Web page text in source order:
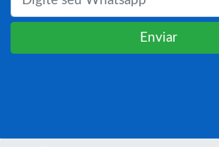
Enviar